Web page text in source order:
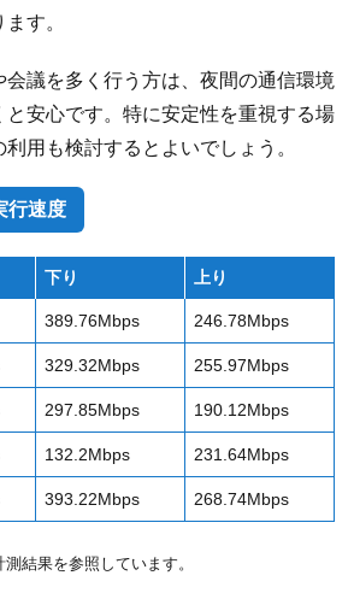
す。
会議を多く行う方は、夜間の通信環境
と安心です。特に安定性を重視する場
用も検討するとよいでしょう。
行速度
下り 上り
389.76Mbps 246.78Mbps
329.32Mbps 255.97Mbps
297.85Mbps 190.12Mbps
132.2Mbps 231.64Mbps
393.22Mbps 268.74Mbps
結果を参照しています。